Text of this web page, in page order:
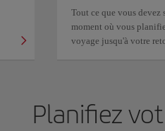
Tout ce que vous devez
moment où vous
voyage jusqu'à votre
Planifiez